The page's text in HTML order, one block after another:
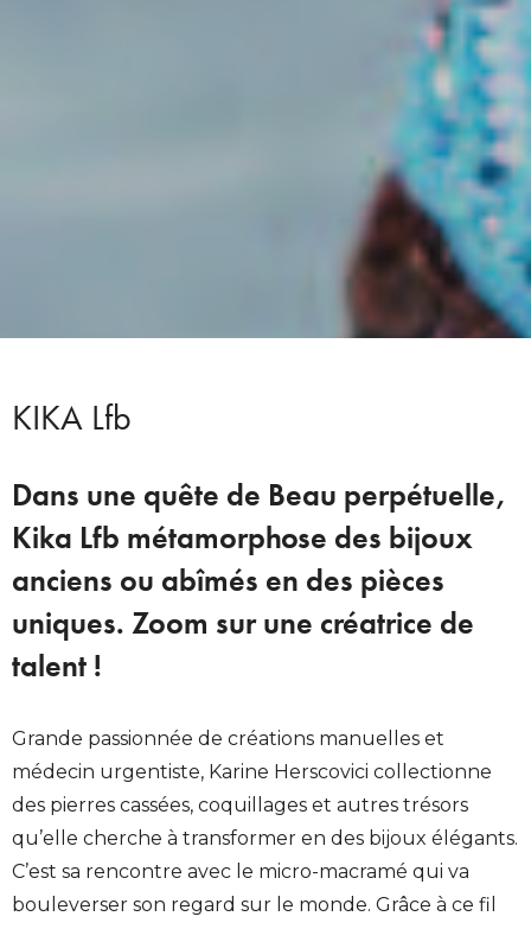
KIKA Lfb
Dans une quête de Beau perpétuelle,
Kika Lfb métamorphose des bijoux
anciens ou abîmés en des pièces
uniques. Zoom sur une créatrice de
talent !
Grande passionnée de créations manuelles et
médecin urgentiste, Karine Herscovici collectionne
des pierres cassées, coquillages et autres trésors
qu’elle cherche à transformer en des bijoux élégants.
C’est sa rencontre avec le micro-macramé qui va
bouleverser son regard sur le monde. Grâce à ce fil